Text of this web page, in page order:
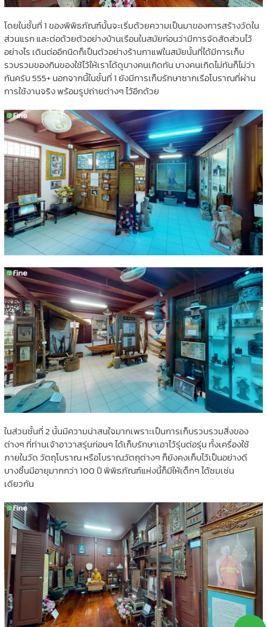
โดยในชั้นที่ 1 ของพิพิธภัณฑ์นั้นจะเริ่มด้วยความเป็นมาของการสร้างวัดใน
ส่วนแรก และต่อด้วยตัวอย่างบ้านเรือนในสมัยก่อนว่ามีการจัดสัดส่วนไว้
อย่างไร เดินต่ออีกนิดก็เป็นตัวอย่างร้านกาแฟในสมัยนั้นที่ได้มีการเก็บ
รวบรวมของกินของใช้ไว้ให้เราได้ดูบางคนเกิดทัน บางคนเกิดไม่ทันก็ไม่ว่า
กันครับ 555+ นอกจากนี้ในชั้นที่ 1 ยังมีการเก็บรักษาซากเรือโบราณที่ผ่าน
การใช้งานจริง พร้อมรูปถ่ายต่างๆ ไว้อีกด้วย
ในส่วนชั้นที่ 2 นั้นมีความน่าสนใจมากเพราะเป็นการเก็บรวบรวมสิ่งของ
ต่างๆ ที่ท่านเจ้าอาวาสรุ่นก่อนๆ ได้เก็บรักษาเอาไว้รุ่นต่อรุ่น ทั้งเครื่องใช้
ภายในวัด วัตถุโบราณ หรือโบราณวัตถุต่างๆ ก็ยังคงเก็บไว้เป็นอย่างดี
บางชิ้นมีอายุมากกว่า 100 ปี พิพิธภัณฑ์แห่งนี้ก็มีให้เด็กๆ ได้ชมเช่น
เดียวกัน